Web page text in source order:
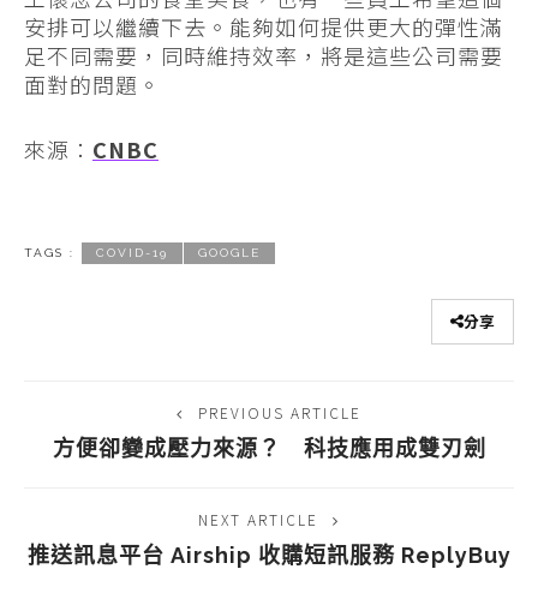
安排可以繼續下去。能夠如何提供更大的彈性滿
足不同需要，同時維持效率，將是這些公司需要
面對的問題。
來源： CNBC
TAGS : COVID-19 GOOGLE
分享
PREVIOUS ARTICLE
方便卻變成壓力來源？ 科技應用成雙刃劍
NEXT ARTICLE
推送訊息平台 Airship 收購短訊服務 ReplyBuy